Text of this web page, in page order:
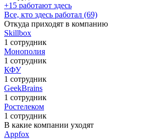
+15 работают здесь
Все, кто здесь работал (69)
Откуда приходят в компанию
Skillbox
1 сотрудник
Монополия
1 сотрудник
КФУ
1 сотрудник
GeekBrains
1 сотрудник
Ростелеком
1 сотрудник
В какие компании уходят
Appfox